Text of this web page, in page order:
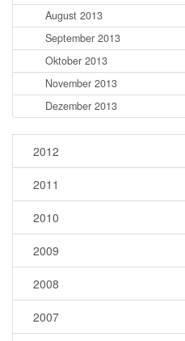
August 2013
September 2013
Oktober 2013
November 2013
Dezember 2013
2012
2011
2010
2009
2008
2007